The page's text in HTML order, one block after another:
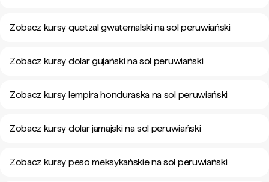
Zobacz kursy quetzal gwatemalski na sol peruwiański
Zobacz kursy dolar gujański na sol peruwiański
Zobacz kursy lempira honduraska na sol peruwiański
Zobacz kursy dolar jamajski na sol peruwiański
Zobacz kursy peso meksykańskie na sol peruwiański